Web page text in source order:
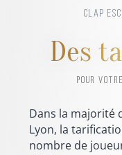
CLAP
Des
POUR
Dans la majorité
Lyon, la
nombre de